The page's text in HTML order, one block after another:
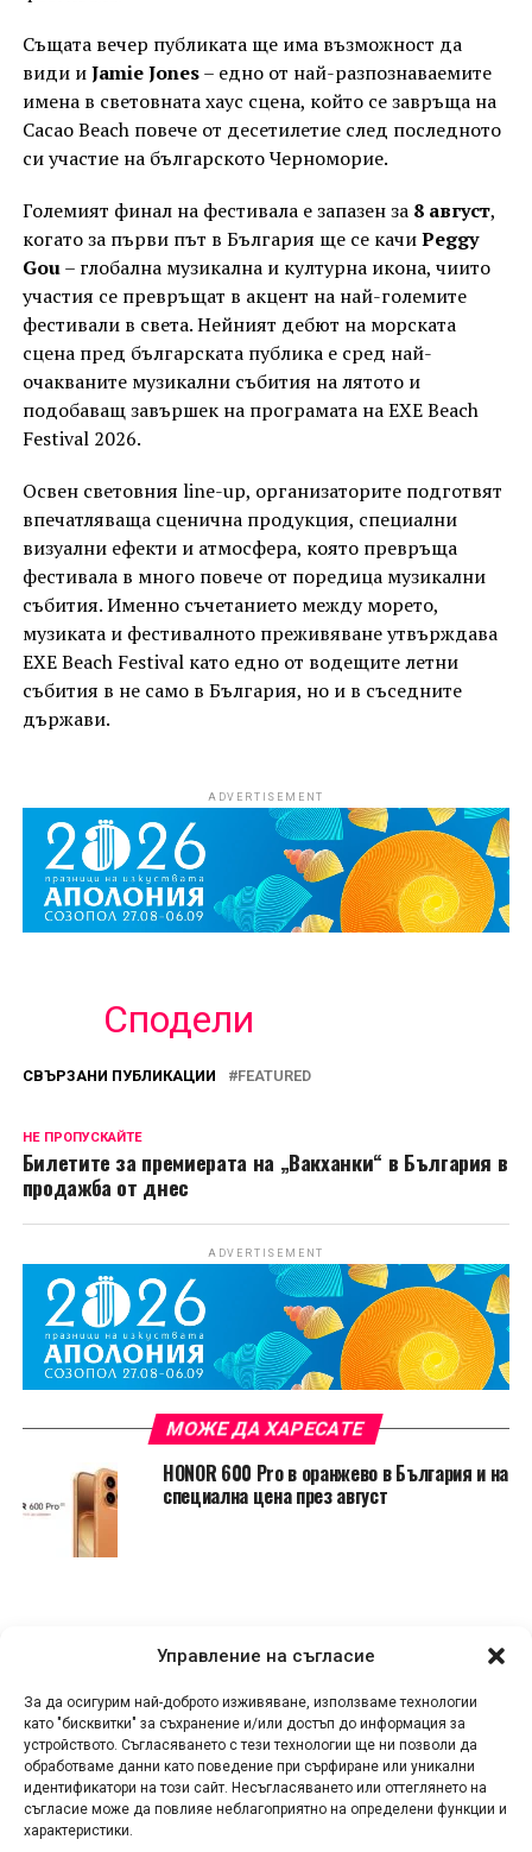
Управление на съгласие
За да осигурим най-доброто изживяване, използваме технологии
като "бисквитки" за съхранение и/или достъп до информация за
устройството. Съгласяването с тези технологии ще ни позволи да
обработваме данни като поведение при сърфиране или уникални
идентификатори на този сайт. Несъгласяването или оттеглянето на
съгласие може да повлияе неблагоприятно на определени функции и
характеристики.
Същата вечер публиката ще има възможност да
види иJamie Jones– едно от най-разпознаваемите
имена в световната хаус сцена, който се завръща на
Cacao Beach повече от десетилетие след последното
си участие на българското Черноморие.
Големият финал на фестивала е запазен за 8 август,
когато за първи път в България ще се качиPeggy
Gou– глобална музикална и културна икона, чиито
участия се превръщат в акцент на най-големите
фестивали в света. Нейният дебют на морската
сцена пред българската публика е сред най-
очакваните музикални събития на лятото и
подобаващ завършек на програмата на EXE Beach
Festival 2026.
Освен световния line-up, организаторите подготвят
впечатляваща сценична продукция, специални
визуални ефекти и атмосфера, която превръща
фестивала в много повече от поредица музикални
събития. Именно съчетанието между морето,
музиката и фестивалното преживяване утвърждава
EXE Beach Festival като едно от водещите летни
събития в не само в България, но и в съседните
държави.
ADVERTISEMENT
Сподели
СВЪРЗАНИ ПУБЛИКАЦИИ FEATURED
НЕ ПРОПУСКАЙТЕ
Билетите за премиерата на „Вакханки“ в България в
продажба от днес
ADVERTISEMENT
МОЖЕ ДА ХАРЕСАТЕ
HONOR 600 Pro в оранжево в България и на
специална цена през август